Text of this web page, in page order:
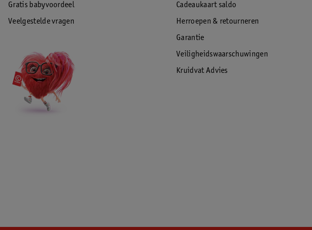
Gratis babyvoordeel
Veelgestelde vragen
Cadeaukaart saldo
Herroepen & retourneren
Garantie
Veiligheidswaarschuwingen
Kruidvat Advies